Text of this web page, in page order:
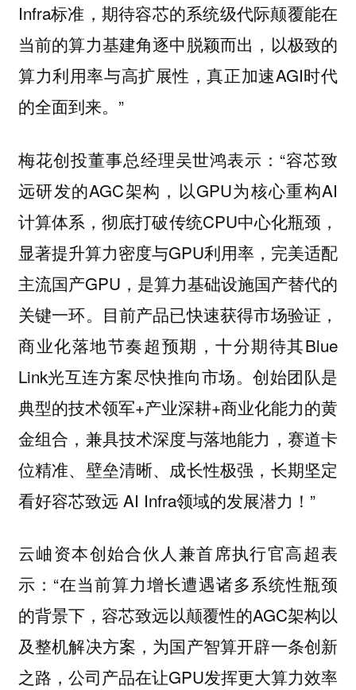
Infra标准，期待容芯的系统级代际颠覆能在
当前的算力基建角逐中脱颖而出，以极致的
算力利用率与高扩展性，真正加速AGI时代
的全面到来。”
梅花创投董事总经理吴世鸿表示： “容芯致
远研发的AGC架构，以GPU为核心重构AI
计算体系，彻底打破传统CPU中心化瓶颈，
显著提升算力密度与GPU利用率，完美适配
主流国产GPU，是算力基础设施国产替代的
关键一环。目前产品已快速获得市场验证，
商业化落地节奏超预期，十分期待其Blue
Link光互连方案尽快推向市场。创始团队是
典型的技术领军+产业深耕+商业化能力的黄
金组合，兼具技术深度与落地能力，赛道卡
位精准、壁垒清晰、成长性极强，长期坚定
看好容芯致远 AI Infra领域的发展潜力！”
云岫资本创始合伙人兼首席执行官高超表
示： “在当前算力增长遭遇诸多系统性瓶颈
的背景下，容芯致远以颠覆性的AGC架构以
及整机解决方案，为国产智算开辟一条创新
之路，公司产品在让GPU发挥更大算力效率